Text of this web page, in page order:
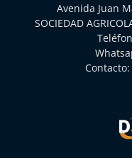
Avenida Juan
SOCIEDAD
Contacto: